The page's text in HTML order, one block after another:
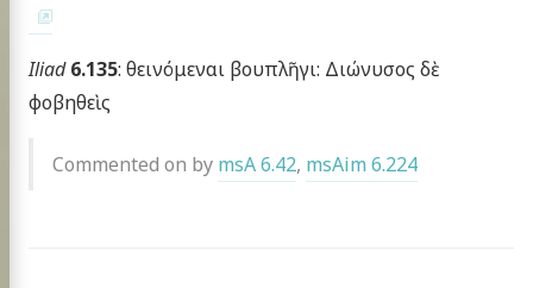
Iliad 6.135: θεινόμεναι βουπλῆγι: Διώνυσος δὲ
φοβηθεὶς
Commented on by msA 6.42, msAim 6.224